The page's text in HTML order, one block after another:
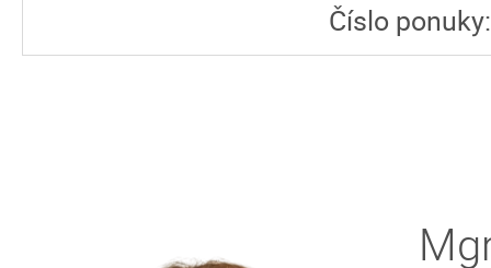
Číslo